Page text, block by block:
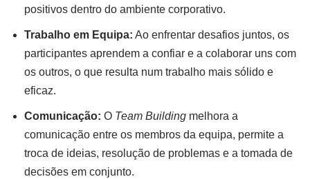
positivos dentro do ambiente corporativo.
Trabalho em Equipa: Ao enfrentar desafios juntos, os
participantes aprendem a confiar e a colaborar uns com
os outros, o que resulta num trabalho mais sólido e
eficaz.
Comunicação: O Team Building melhora a
comunicação entre os membros da equipa, permite a
troca de ideias, resolução de problemas e a tomada de
decisões em conjunto.